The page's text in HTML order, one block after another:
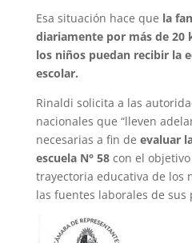
Esa situación hace que la
diariamente por más de 20
los niños puedan recibir la
escolar.
Rinaldi solicita a las
nacionales que “lleven
necesarias a fin de evaluar
escuela N° 58con el
trayectoria educativa de los
las fuentes laborales de sus